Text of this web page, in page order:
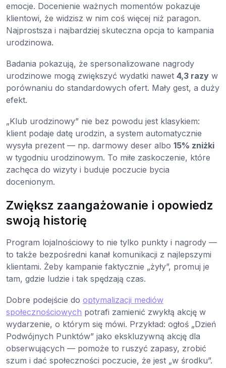
emocje. Docenienie ważnych momentów pokazuje
klientowi, że widzisz w nim coś więcej niż paragon.
Najprostsza i najbardziej skuteczna opcja to kampania
urodzinowa.
Badania pokazują, że spersonalizowane nagrody
urodzinowe mogą zwiększyć wydatki nawet 4,3 razy w
porównaniu do standardowych ofert. Mały gest, a duży
efekt.
„Klub urodzinowy” nie bez powodu jest klasykiem:
klient podaje datę urodzin, a system automatycznie
wysyła prezent — np. darmowy deser albo 15% zniżki
w tygodniu urodzinowym. To miłe zaskoczenie, które
zachęca do wizyty i buduje poczucie bycia
docenionym.
Zwiększ zaangażowanie i opowiedz
swoją historię
Program lojalnościowy to nie tylko punkty i nagrody —
to także bezpośredni kanał komunikacji z najlepszymi
klientami. Żeby kampanie faktycznie „żyły”, promuj je
tam, gdzie ludzie i tak spędzają czas.
Dobre podejście do optymalizacji mediów
społecznościowych potrafi zamienić zwykłą akcję w
wydarzenie, o którym się mówi. Przykład: ogłoś „Dzień
Podwójnych Punktów” jako ekskluzywną akcję dla
obserwujących — pomoże to ruszyć zapasy, zrobić
szum i dać społeczności poczucie, że jest „w środku”.